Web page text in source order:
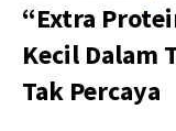
“Extra
Kecil Dalam
Tak Percaya